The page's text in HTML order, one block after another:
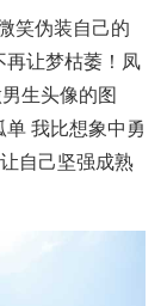
笑伪装自己的
让梦枯萎！凤
生头像的图
我比想象中勇
自己坚强成熟